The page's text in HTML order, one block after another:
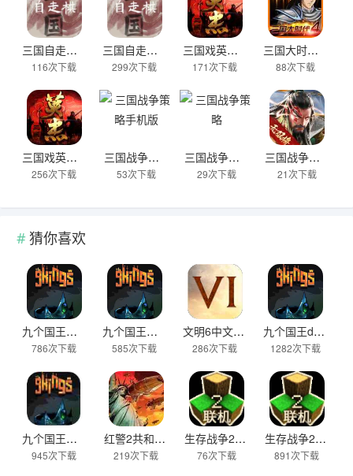
三国自走棋手机版
116次下载
三国自走棋火山哥哥
299次下载
三国戏英杰传官服
171次下载
三国大时代4正版
88次下载
三国戏英杰传官方版
256次下载
三国战争策略手机版
53次下载
三国战争策略
29次下载
三国战争安卓版
21次下载
猜你喜欢
九个国王官方版
786次下载
九个国王最新版
585次下载
文明6中文汉化版
286次下载
九个国王demo
1282次下载
九个国王完整版
945次下载
红警2共和国之辉手机版下载官网
219次下载
生存战争2.4最新版本更新四季下载
76次下载
生存战争2.4四季版本下载
891次下载